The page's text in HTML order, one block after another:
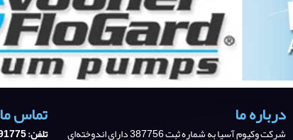
درباره ما
شرکت وکیوم آسیا به شماره ثبت 387756 دارای اندوخته‌ای
تماس ما
تلفن: 66791775 21 0098